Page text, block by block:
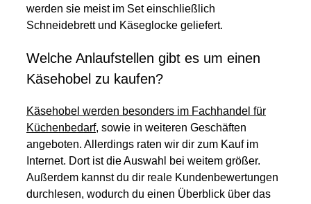
werden sie meist im Set einschließlich
Schneidebrett und Käseglocke geliefert.
Welche Anlaufstellen gibt es um einen
Käsehobel zu kaufen?
Käsehobel werden besonders im Fachhandel für
Küchenbedarf, sowie in weiteren Geschäften
angeboten. Allerdings raten wir dir zum Kauf im
Internet. Dort ist die Auswahl bei weitem größer.
Außerdem kannst du dir reale Kundenbewertungen
durchlesen, wodurch du einen Überblick über das